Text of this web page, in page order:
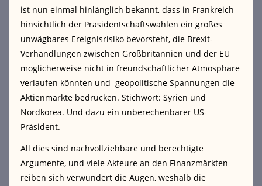
ist nun einmal hinlänglich bekannt, dass in Frankreich
hinsichtlich der Präsidentschaftswahlen ein großes
unwägbares Ereignisrisiko bevorsteht, die Brexit-
Verhandlungen zwischen Großbritannien und der EU
möglicherweise nicht in freundschaftlicher Atmosphäre
verlaufen könnten und geopolitische Spannungen die
Aktienmärkte bedrücken. Stichwort: Syrien und
Nordkorea. Und dazu ein unberechenbarer US-
Präsident.
All dies sind nachvollziehbare und berechtigte
Argumente, und viele Akteure an den Finanzmärkten
reiben sich verwundert die Augen, weshalb die